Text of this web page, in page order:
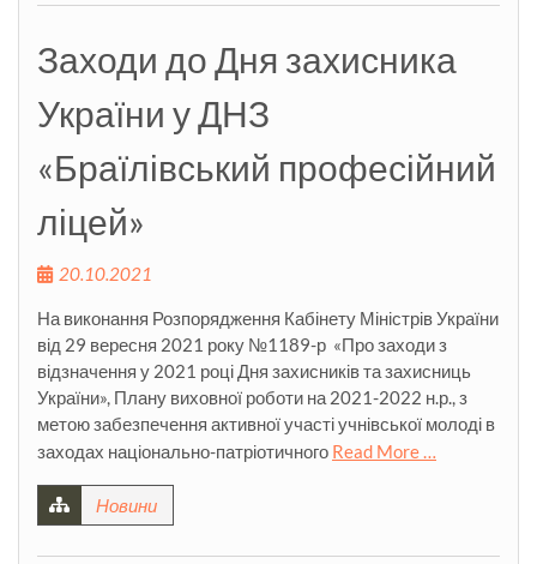
Заходи до Дня захисника
України у ДНЗ
«Браїлівський професійний
ліцей»
20.10.2021
На виконання Розпорядження Кабінету Міністрів України
від 29 вересня 2021 року №1189-р «Про заходи з
відзначення у 2021 році Дня захисників та захисниць
України», Плану виховної роботи на 2021-2022 н.р., з
метою забезпечення активної участі учнівської молоді в
заходах національно-патріотичного Read More …
Новини